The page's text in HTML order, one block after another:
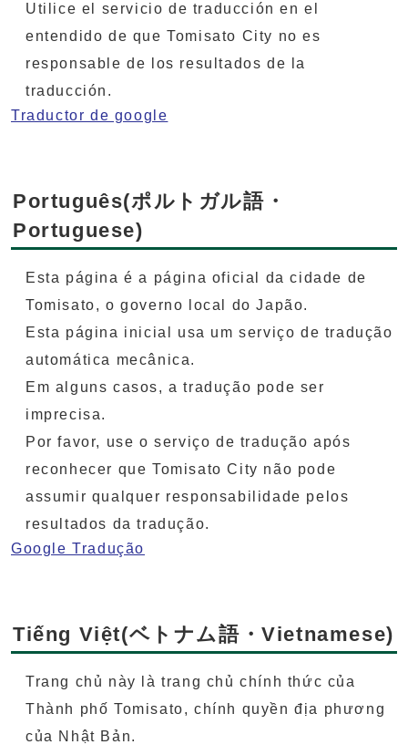
Utilice el servicio de traducción en el
entendido de que Tomisato City no es
responsable de los resultados de la
traducción.
Traductor de google
Português(ポルトガル語・
Portuguese)
Esta página é a página oficial da cidade de
Tomisato, o governo local do Japão.
Esta página inicial usa um serviço de tradução
automática mecânica.
Em alguns casos, a tradução pode ser
imprecisa.
Por favor, use o serviço de tradução após
reconhecer que Tomisato City não pode
assumir qualquer responsabilidade pelos
resultados da tradução.
Google Tradução
Tiếng Việt(ベトナム語・Vietnamese)
Trang chủ này là trang chủ chính thức của
Thành phố Tomisato, chính quyền địa phương
của Nhật Bản.